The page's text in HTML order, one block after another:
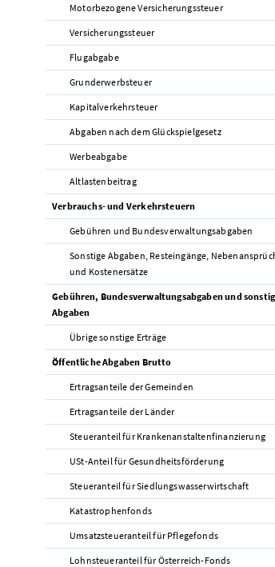
Motorbezogene Versicherungssteuer
Versicherungssteuer
Flugabgabe
Grunderwerbsteuer
Kapitalverkehrsteuer
Abgaben nach dem Glückspielgesetz
Werbeabgabe
Altlastenbeitrag
Verbrauchs- und Verkehrsteuern
Gebühren und Bundesverwaltungsabgaben
Sonstige Abgaben, Resteingänge,
und Kostenersätze
Gebühren, Bundesverwaltungsabgaben und
Abgaben
Übrige sonstige Erträge
Öffentliche Abgaben Brutto
Ertragsanteile der Gemeinden
Ertragsanteile der Länder
Steueranteil für Krankenanstaltenfinanzierung
USt-Anteil für Gesundheitsförderung
Steueranteil für Siedlungswasserwirtschaft
Katastrophenfonds
Umsatzsteueranteil für Pflegefonds
Lohnsteueranteil für Österreich-Fonds